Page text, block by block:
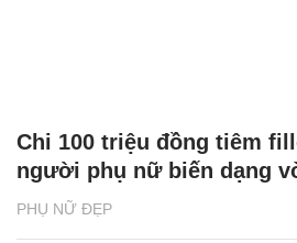
PHỤ NỮ ĐẸP
Chi 100 triệu đồng tiêm
người phụ nữ biến dạng